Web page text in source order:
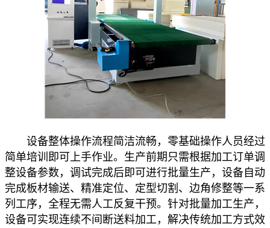
设备整体操作流程简洁流畅，零基础操作人员经过
简单培训即可上手作业。生产前期只需根据加工订单调
整设备参数，调试完成后即可进行批量生产，设备自动
完成板材输送、精准定位、定型切割、边角修整等一系
列工序，全程无需人工反复干预。针对批量加工生产，
设备可实现连续不间断送料加工，解决传统加工方式效